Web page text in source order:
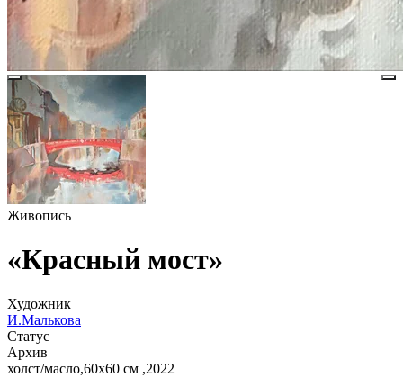
Живопись
«Красный мост»
Художник
И.Малькова
Статус
Архив
холст/масло,60х60 см ,2022